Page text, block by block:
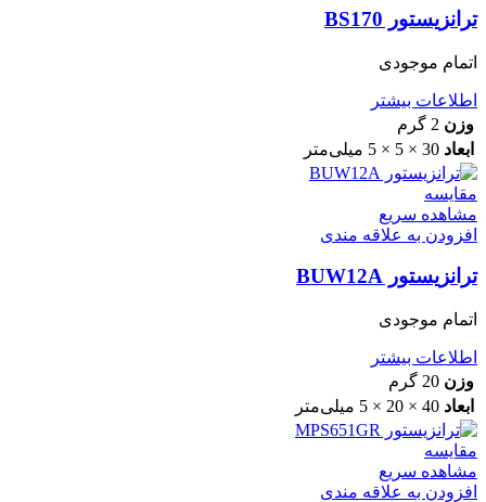
ترانزیستور BS170
اتمام موجودی
اطلاعات بیشتر
وزن 2 گرم
ابعاد 30 × 5 × 5 میلی‌متر
مقایسه
مشاهده سریع
افزودن به علاقه مندی
ترانزیستور BUW12A
اتمام موجودی
اطلاعات بیشتر
وزن 20 گرم
ابعاد 40 × 20 × 5 میلی‌متر
مقایسه
مشاهده سریع
افزودن به علاقه مندی